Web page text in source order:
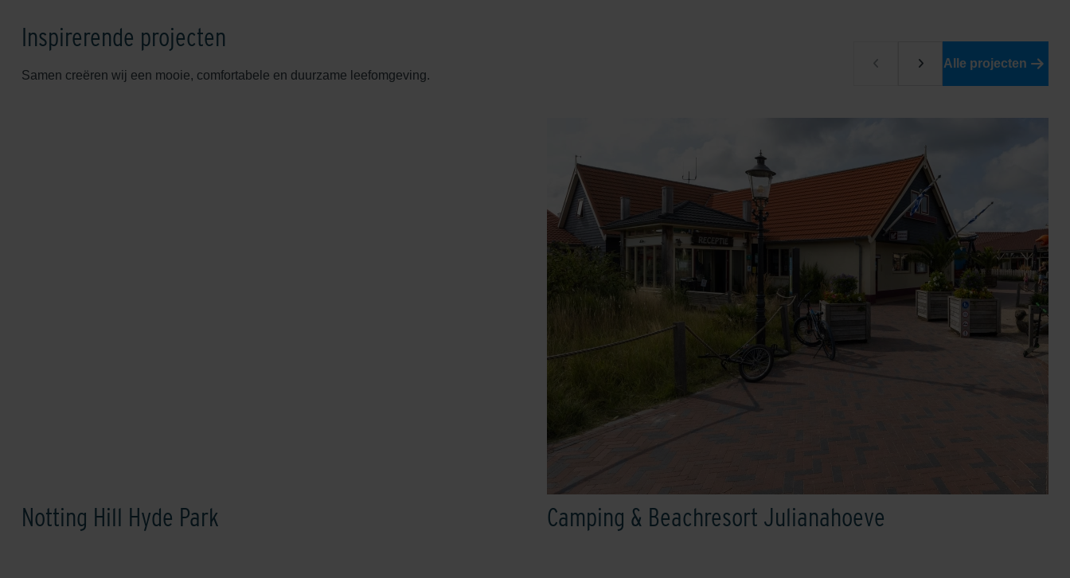
Inspirerende projecten
Samen creëren wij een mooie, comfortabele en duurzame leefomgeving.
Alle projecten
Notting Hill Hyde Park Camping & Beachresort Julianahoeve